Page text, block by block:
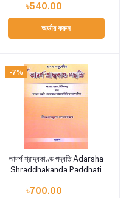
৳540.00
অর্ডার করুন
-7%
Add to cart
আদর্শ শ্রাদ্ধকাণ্ড পদ্ধতি Adarsha
Shraddhakanda Paddhati
৳700.00